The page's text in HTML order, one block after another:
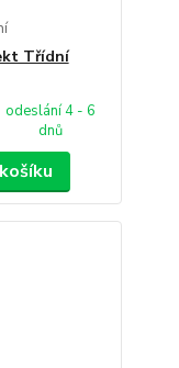
Třídní
odeslání 4 - 6
dnů